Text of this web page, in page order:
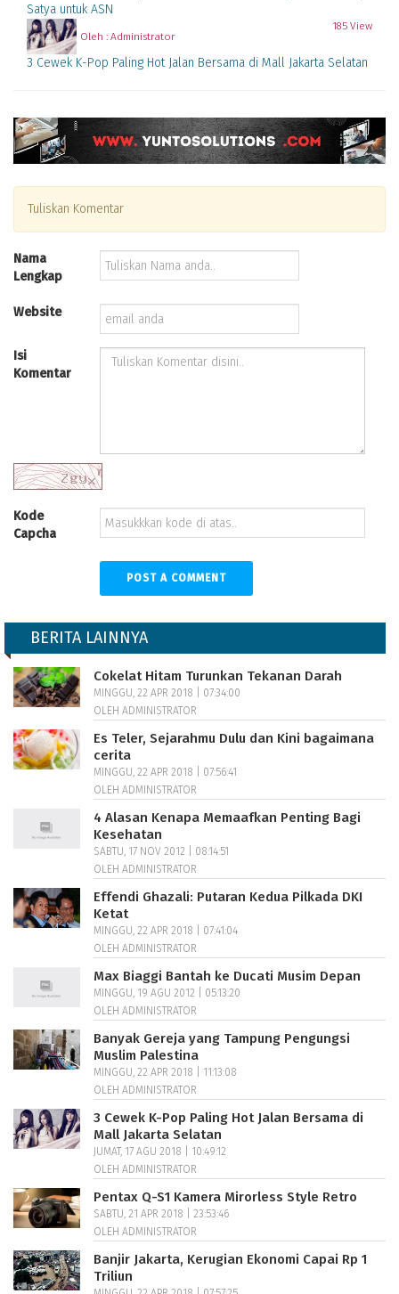
Satya untuk ASN
Oleh : Administrator
185 View
3 Cewek K-Pop Paling Hot Jalan Bersama di Mall Jakarta Selatan
Tuliskan Komentar
Nama
Lengkap
Website
Isi
Komentar
Kode
Capcha
BERITA LAINNYA
Cokelat Hitam Turunkan Tekanan Darah
MINGGU, 22 APR 2018 | 07:34:00
OLEH ADMINISTRATOR
Es Teler, Sejarahmu Dulu dan Kini bagaimana
cerita
MINGGU, 22 APR 2018 | 07:56:41
OLEH ADMINISTRATOR
4 Alasan Kenapa Memaafkan Penting Bagi
Kesehatan
SABTU, 17 NOV 2012 | 08:14:51
OLEH ADMINISTRATOR
Effendi Ghazali: Putaran Kedua Pilkada DKI
Ketat
MINGGU, 22 APR 2018 | 07:41:04
OLEH ADMINISTRATOR
Max Biaggi Bantah ke Ducati Musim Depan
MINGGU, 19 AGU 2012 | 05:13:20
OLEH ADMINISTRATOR
Banyak Gereja yang Tampung Pengungsi
Muslim Palestina
MINGGU, 22 APR 2018 | 11:13:08
OLEH ADMINISTRATOR
3 Cewek K-Pop Paling Hot Jalan Bersama di
Mall Jakarta Selatan
JUMAT, 17 AGU 2018 | 10:49:12
OLEH ADMINISTRATOR
Pentax Q-S1 Kamera Mirorless Style Retro
SABTU, 21 APR 2018 | 23:53:46
OLEH ADMINISTRATOR
Banjir Jakarta, Kerugian Ekonomi Capai Rp 1
Triliun